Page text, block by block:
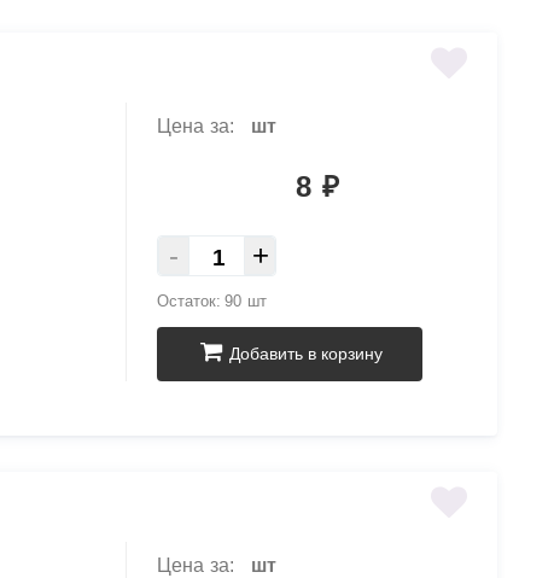
Цена за: шт
8 ₽
- +
Остаток: 90 шт
Добавить в корзину
Цена за: шт